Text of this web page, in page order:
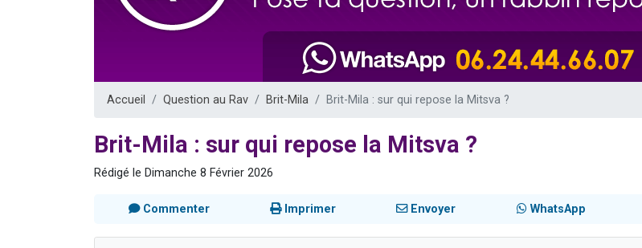
3 personnes viennent de nous rejoindre sur WhatsApp
2 personnes viennent de nous rejoindre sur WhatsApp
2 personnes viennent de nous rejoindre sur WhatsApp
Accueil Question au Rav Brit-Mila Brit-Mila : sur qui repose la Mitsva ?
Brit-Mila : sur qui repose la Mitsva ?
Rédigé le Dimanche 8 Février 2026
Commenter Imprimer Envoyer WhatsApp